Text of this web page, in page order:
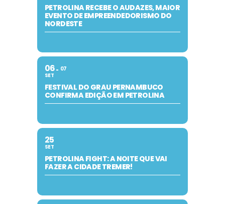
PETROLINA RECEBE O AUDAZES, MAIOR
EVENTO DE EMPREENDEDORISMO DO
NORDESTE
06
SET
07
FESTIVAL DO GRAU PERNAMBUCO
CONFIRMA EDIÇÃO EM PETROLINA
25
SET
PETROLINA FIGHT: A NOITE QUE VAI
FAZER A CIDADE TREMER!